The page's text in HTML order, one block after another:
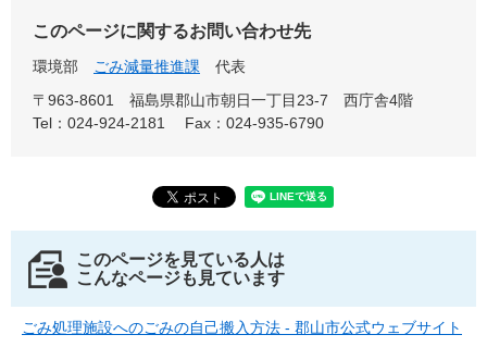
このページに関するお問い合わせ先
環境部 ごみ減量推進課
代表
〒963-8601
福島県郡山市朝日一丁目23-7 西庁舎4階
Tel：024-924-2181
Fax：024-935-6790
このページを見ている人は
こんなページも見ています
ごみ処理施設へのごみの自己搬入方法 - 郡山市公式ウェブサイト